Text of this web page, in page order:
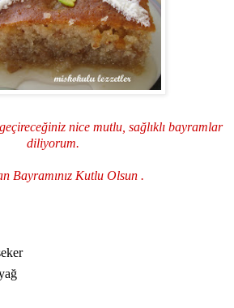
nice mutlu, sağlıklı bayramlar
diliyorum.
Bayramınız Kutlu Olsun .